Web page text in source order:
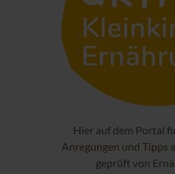
Hier auf dem Portal
Anregungen und Tipps
geprüft von